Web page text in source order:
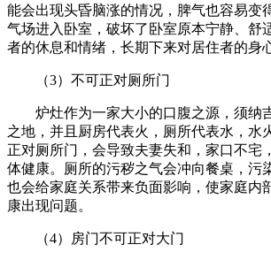
能会出现头昏脑涨的情况，脾气也容易变
气场进入卧室，破坏了卧室原本宁静、舒
者的休息和情绪，长期下来对居住者的身
（3）不可正对厕所门
炉灶作为一家大小的口腹之源，须纳
之地，并且厨房代表火，厕所代表水，水
正对厕所门，会导致夫妻失和，家口不宅
体健康。厕所的污秽之气会冲向餐桌，污
也会给家庭关系带来负面影响，使家庭内
康出现问题。
（4）房门不可正对大门